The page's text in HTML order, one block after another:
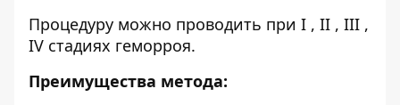
Процедуру можно проводить при I , II , III ,
IV стадиях геморроя.
Преимущества метода: